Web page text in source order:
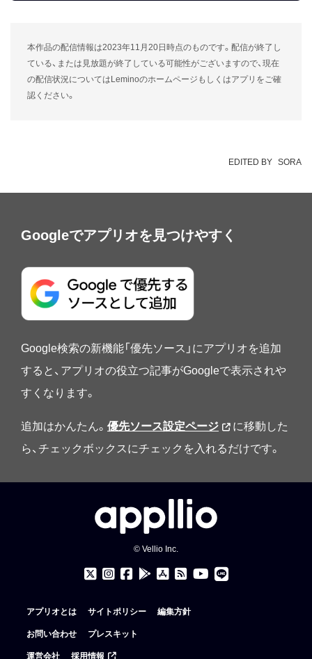
本作品の配信情報は2023年11月20日時点のものです。配信が終了し
ている、または見放題が終了している可能性がございますので、現在
の配信状況についてはLeminoのホームページ もしくはアプリをご確
認ください。
EDITED BY SORA
Googleでアプリオを見つけやすく
Google検索の新機能「優先ソース」にアプリオを追加
すると、アプリオの役立つ記事がGoogleで表示されや
すくなります。
追加はかんたん。 優先ソース設定ページ
に移動した
ら、チェックボックスにチェックを入れるだけです。
© Vellio Inc.
アプリオとは サイトポリシー 編集方針
お問い合わせ プレスキット
運営会社 採用情報